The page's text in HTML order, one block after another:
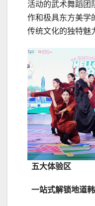
活动的武术舞蹈团
作和极具东方美学
传统文化的独特魅
五大体验区
一站式解锁地道